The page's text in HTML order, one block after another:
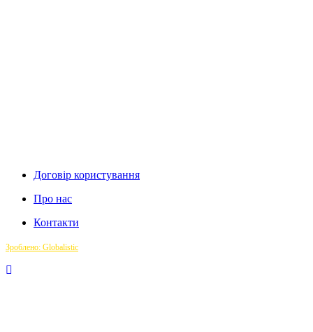
Договір користування
Про нас
Контакти
Зроблено: Globalistic